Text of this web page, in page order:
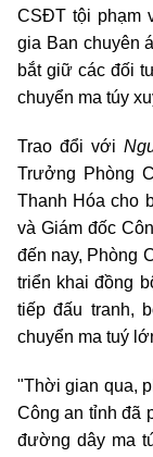
CSĐT tội phạm
gia Ban chuyên
bắt giữ các đối
chuyển ma túy
Trao đổi với
Trưởng Phòng
Thanh Hóa cho
và Giám đốc
đến nay, Phòng
triển khai đồng
tiếp đấu tranh,
chuyển ma tuý
"Thời gian qua,
Công an tỉnh đã
đường dây ma